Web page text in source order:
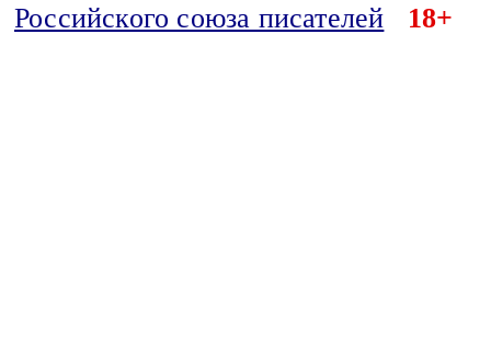
Российского союза писателей
18+